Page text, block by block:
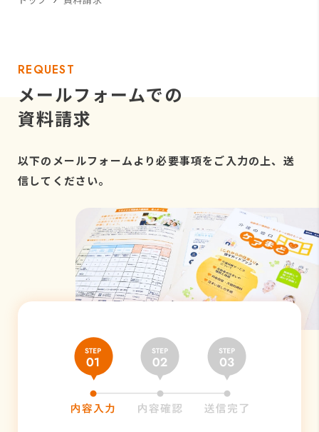
REQUEST
メールフォームでの
資料請求
以下のメールフォームより必要事項をご入力の上、送
信してください。